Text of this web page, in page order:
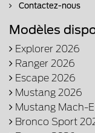
Contactez-nous
Modèles
Explorer 2026
Ranger 2026
Escape 2026
Mustang 2026
Mustang Mach-
Bronco Sport